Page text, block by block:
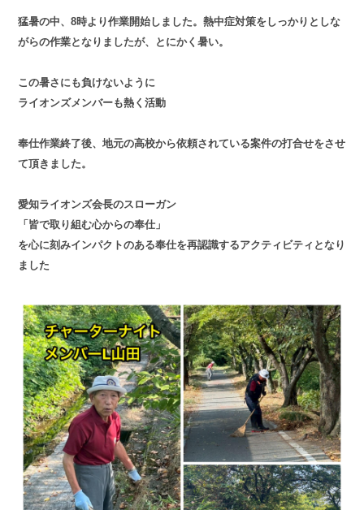
猛暑の中、8時より作業開始しました。熱中症対策をしっかりとしな
がらの作業となりましたが、とにかく暑い。
この暑さにも負けないように
ライオンズメンバーも熱く活動
奉仕作業終了後、地元の高校から依頼されている案件の打合せをさせ
て頂きました。
愛知ライオンズ会長のスローガン
「皆で取り組む心からの奉仕」
を心に刻みインパクトのある奉仕を再認識するアクティビティとなり
ました